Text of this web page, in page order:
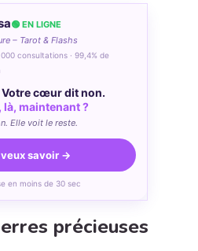
🟢 EN LIGNE
– Tarot & Flashs
000 consultations · 99,4% de
cœur dit non.
là, maintenant ?
Elle voit le reste.
veux savoir →
en moins de 30 sec
précieuses